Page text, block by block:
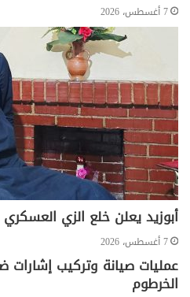
7 أغسطس، 2026
أبوزيد يعلن خلع الزي العسكري
7 أغسطس، 2026
عمليات صيانة وتركيب
الخرطوم